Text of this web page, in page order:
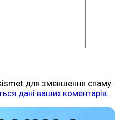
для зменшення спаму.
дані ваших коментарів.